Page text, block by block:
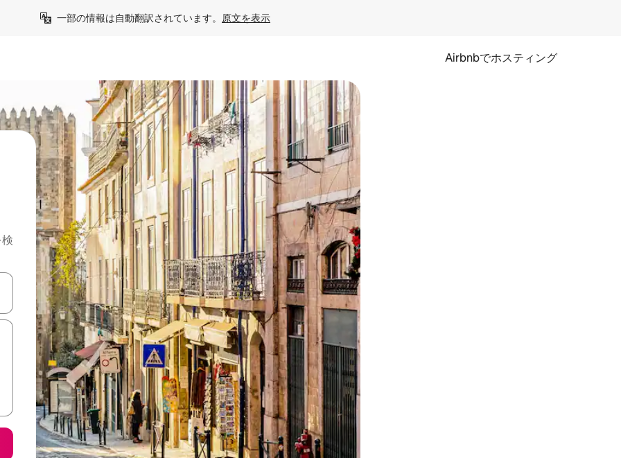
一部の情報は自動翻訳されています。 原文を表示
Airbnbでホスティング
動するか、画面をタッチまたはスワイプして検索結果を確認することができます。